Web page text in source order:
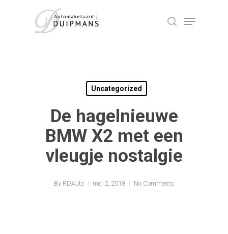
search
Menu
Uncategorized
De hagelnieuwe
BMW X2 met een
vleugje nostalgie
By RDAuto mei 2, 2018 No Comments